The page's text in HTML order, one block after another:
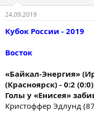
24.09.2019
Кубок России - 2019
Восток
«Байкал-Энергия»
(Красноярск) - 0:2 (0:0)
Голы у «Енисея»
Кристоффер Эдлунд